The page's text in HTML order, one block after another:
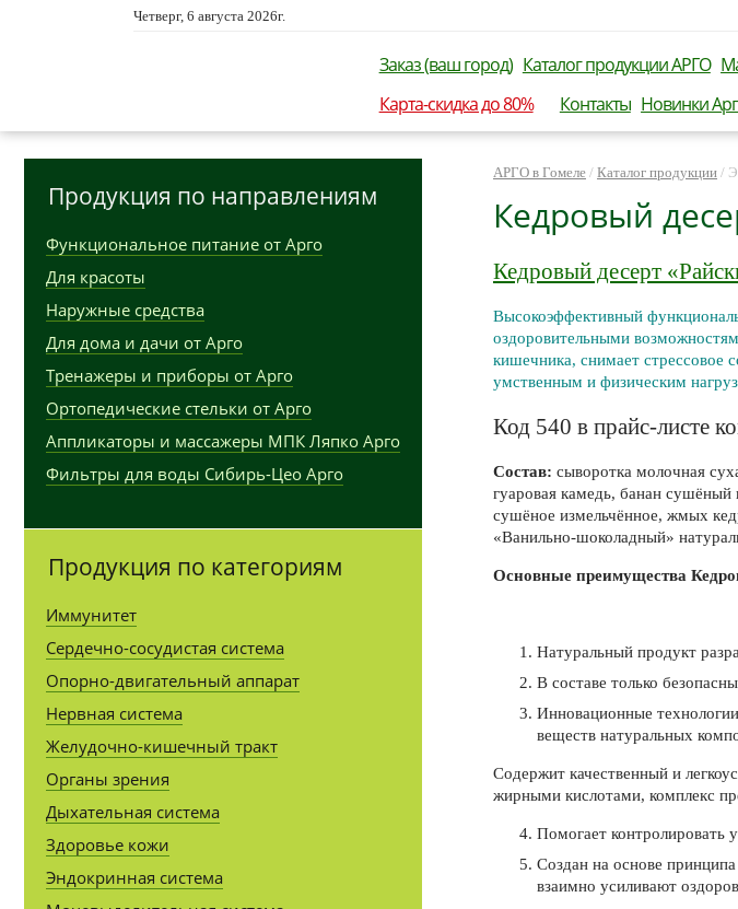
Четверг, 6 августа 2026г.
Заказ (ваш город) Каталог продукции АРГО
Карта-скидка до 80%
Контакты Новинки
АРГО в Гомеле / Каталог продукции /
Кедровый
Кедровый десерт
Высокоэффективный
оздоровительными
кишечника, снимает стрессовое
умственным и физическим
Код 540 в прайс-листе
Состав: сыворотка молочная
гуаровая камедь, банан сушёный
сушёное измельчённое, жмых
«Ванильно-шоколадный»
Основные преимущества
Натуральный продукт
В составе только
Инновационные
веществ натуральных
Содержит качественный и
жирными кислотами, комплекс
Помогает контролировать
Создан на основе
взаимно усиливают
Продукция по направлениям
Функциональное питание от Арго
Для красоты
Наружные средства
Для дома и дачи от Арго
Тренажеры и приборы от Арго
Ортопедические стельки от Арго
Аппликаторы и массажеры МПК Ляпко Арго
Фильтры для воды Сибирь-Цео Арго
Продукция по категориям
Иммунитет
Сердечно-сосудистая система
Опорно-двигательный аппарат
Нервная система
Желудочно-кишечный тракт
Органы зрения
Дыхательная система
Здоровье кожи
Эндокринная система